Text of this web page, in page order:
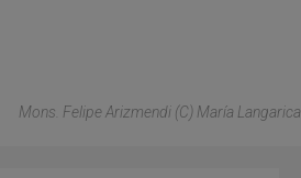
Mons. Felipe Arizmendi (C) María Langarica